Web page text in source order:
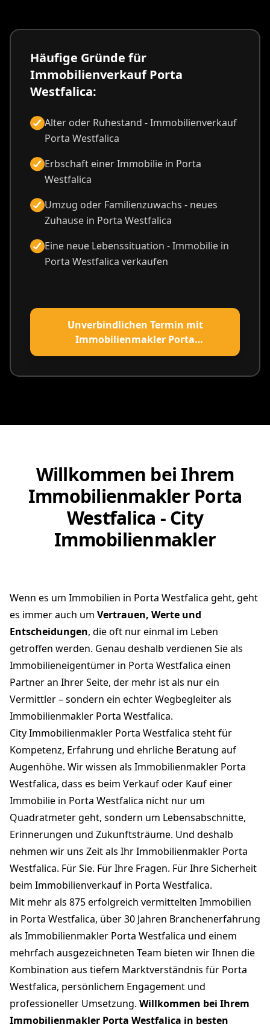
Häufige Gründe für
Immobilienverkauf Porta
Westfalica:
Alter oder Ruhestand - Immobilienverkauf
Porta Westfalica
Erbschaft einer Immobilie in Porta
Westfalica
Umzug oder Familienzuwachs - neues
Zuhause in Porta Westfalica
Eine neue Lebenssituation - Immobilie in
Porta Westfalica verkaufen
Unverbindlichen Termin mit
Immobilienmakler Porta
Westfalica vereinbaren
Willkommen bei Ihrem
Immobilienmakler Porta
Westfalica - City
Immobilienmakler
Wenn es um Immobilien in Porta Westfalica geht, geht
es immer auch um Vertrauen, Werte und
Entscheidungen, die oft nur einmal im Leben
getroffen werden. Genau deshalb verdienen Sie als
Immobilieneigentümer in Porta Westfalica einen
Partner an Ihrer Seite, der mehr ist als nur ein
Vermittler – sondern ein echter Wegbegleiter als
Immobilienmakler Porta Westfalica.
City Immobilienmakler Porta Westfalica steht für
Kompetenz, Erfahrung und ehrliche Beratung auf
Augenhöhe. Wir wissen als Immobilienmakler Porta
Westfalica, dass es beim Verkauf oder Kauf einer
Immobilie in Porta Westfalica nicht nur um
Quadratmeter geht, sondern um Lebensabschnitte,
Erinnerungen und Zukunftsträume. Und deshalb
nehmen wir uns Zeit als Ihr Immobilienmakler Porta
Westfalica. Für Sie. Für Ihre Fragen. Für Ihre Sicherheit
beim Immobilienverkauf in Porta Westfalica.
Mit mehr als 875 erfolgreich vermittelten Immobilien
in Porta Westfalica, über 30 Jahren Branchenerfahrung
als Immobilienmakler Porta Westfalica und einem
mehrfach ausgezeichneten Team bieten wir Ihnen die
Kombination aus tiefem Marktverständnis für Porta
Westfalica, persönlichem Engagement und
professioneller Umsetzung. Willkommen bei Ihrem
Immobilienmakler Porta Westfalica in besten